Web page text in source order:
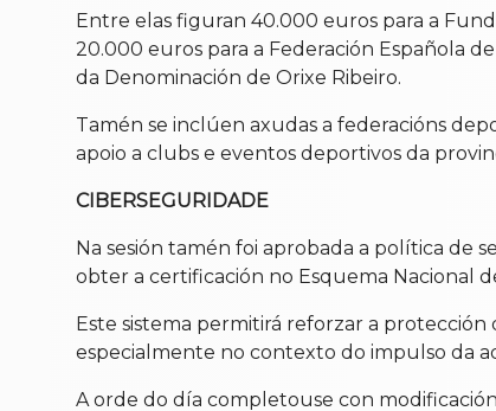
Entre elas figuran 40.000 euros para a
20.000 euros para a Federación Española
da Denominación de Orixe Ribeiro.
Tamén se inclúen axudas a federacións
apoio a clubs e eventos deportivos da
CIBERSEGURIDADE
Na sesión tamén foi aprobada a política de
obter a certificación no Esquema Nacional
Este sistema permitirá reforzar a
especialmente no contexto do impulso da
A orde do día completouse con